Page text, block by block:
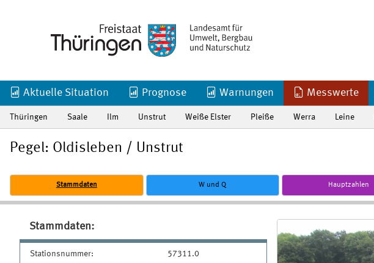
Aktuelle Situation Prognose Warnungen Messwerte
Thüringen Saale Ilm Unstrut Weiße Elster Pleiße Werra Leine
Pegel: Oldisleben / Unstrut
Stammdaten W und Q Hauptzahlen
Stammdaten:
Stationsnummer: 57311.0